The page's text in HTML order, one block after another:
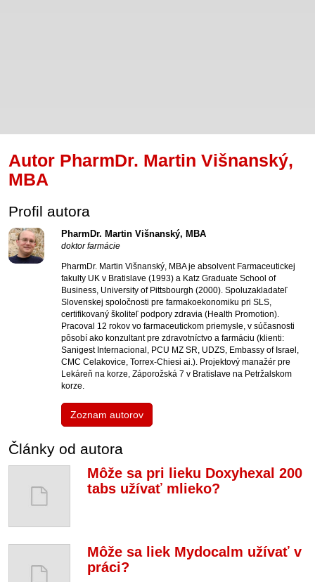
Autor PharmDr. Martin Višnanský,
MBA
Profil autora
PharmDr. Martin Višnanský, MBA
doktor farmácie
PharmDr. Martin Višnanský, MBA je absolvent Farmaceutickej
fakulty UK v Bratislave (1993) a Katz Graduate School of
Business, University of Pittsbourgh (2000). Spoluzakladateľ
Slovenskej spoločnosti pre farmakoekonomiku pri SLS,
certifikovaný školiteľ podpory zdravia (Health Promotion).
Pracoval 12 rokov vo farmaceutickom priemysle, v súčasnosti
pôsobí ako konzultant pre zdravotníctvo a farmáciu (klienti:
Sanigest Internacional, PCU MZ SR, UDZS, Embassy of Israel,
CMC Celakovice, Torrex-Chiesi ai.). Projektový manažér pre
Lekáreň na korze, Záporožská 7 v Bratislave na Petržalskom
korze.
Zoznam autorov
Články od autora
Môže sa pri lieku Doxyhexal 200
tabs užívať mlieko?
Môže sa liek Mydocalm užívať v
práci?